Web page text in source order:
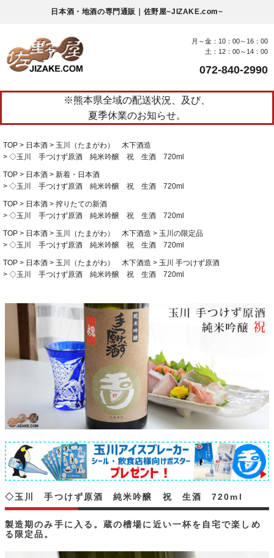
日本酒・地酒の専門通販｜佐野屋~JIZAKE.com~
月～金：10：00～16：00
土：12：00～14：00
072-840-2990
※熊本県全域の配送状況、及び、
夏季休業のお知らせ。
TOP 日本酒
玉川（たまがわ） 木下酒造
◇玉川 手つけず原酒 純米吟醸 祝 生酒 720ml
TOP 日本酒
新着・日本酒
◇玉川 手つけず原酒 純米吟醸 祝 生酒 720ml
TOP 日本酒
搾りたての新酒
◇玉川 手つけず原酒 純米吟醸 祝 生酒 720ml
TOP 日本酒 玉川（たまがわ） 木下酒造
玉川の限定品
◇玉川 手つけず原酒 純米吟醸 祝 生酒 720ml
TOP 日本酒 玉川（たまがわ） 木下酒造
玉川 手つけず原酒
◇玉川 手つけず原酒 純米吟醸 祝 生酒 720ml
製造期のみ手に入る。蔵の槽場に近い一杯を自宅で楽しめ
る限定品。
◇玉川 手つけず原酒 純米吟醸 祝 生酒 720ml